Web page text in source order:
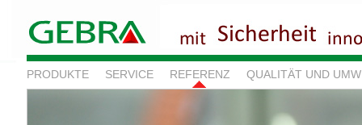
PRODUKTE SERVICE REFERENZ QUALITÄT UND